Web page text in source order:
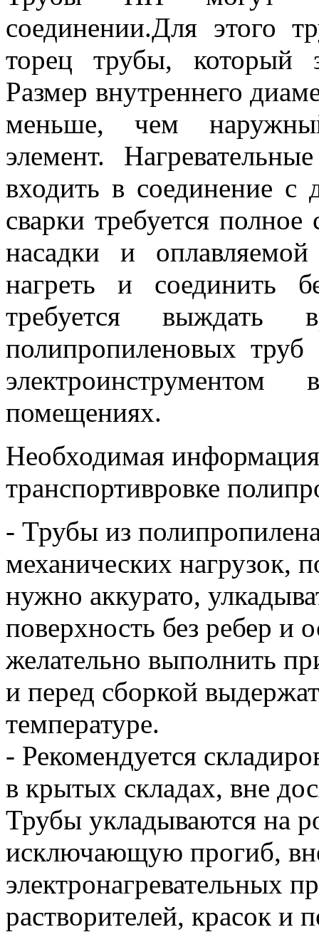
соединении.Для этого
торец трубы, который
Размер внутреннего
меньше, чем
элемент.
входить в соединение с
сварки требуется
насадки и
нагреть и соединить
требуется выждать
полипропиленовых труб
помещениях.
Необходимая
транспортивровке
- Трубы из
механических нагрузок,
нужно аккурато,
поверхность без ребер и
желательно выполнить
и перед сборкой
температуре.
- Рекомендуется
в крытых складах, вне
Трубы укладываются на
исключающую прогиб,
электронагревательных
растворителей, красок и